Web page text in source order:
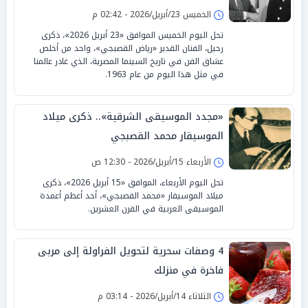
الخميس 23/أبريل/2026 - 02:42 م
تحل اليوم الخميس الموافق «23 أبريل 2026»، ذكرى
رحيل، الفنان القدير «رياض القصبجي»، واحد من أخلص
عشاق الفن في تاريخ السينما المصرية، الذي غادر عالمنا
في مثل هذا اليوم من عام 1963.
«مجدد الموسيقى الشرقية».. ذكرى ميلاد
الموسيقار محمد القصبجي
الأربعاء 15/أبريل/2026 - 12:30 ص
تحل اليوم الأربعاء، الموافق «15 أبريل 2026»، ذكرى
ميلاد الموسيقار «محمد القصبجي»، أحد أعظم أعمدة
الموسيقى العربية في القرن العشرين.
4 وصفات سحرية لتحويل الفراولة إلى مربى
فاخرة في منزلك
الثلاثاء 14/أبريل/2026 - 03:14 م